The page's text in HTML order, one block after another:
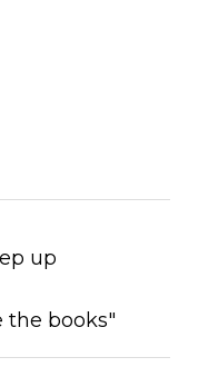
up
the books"